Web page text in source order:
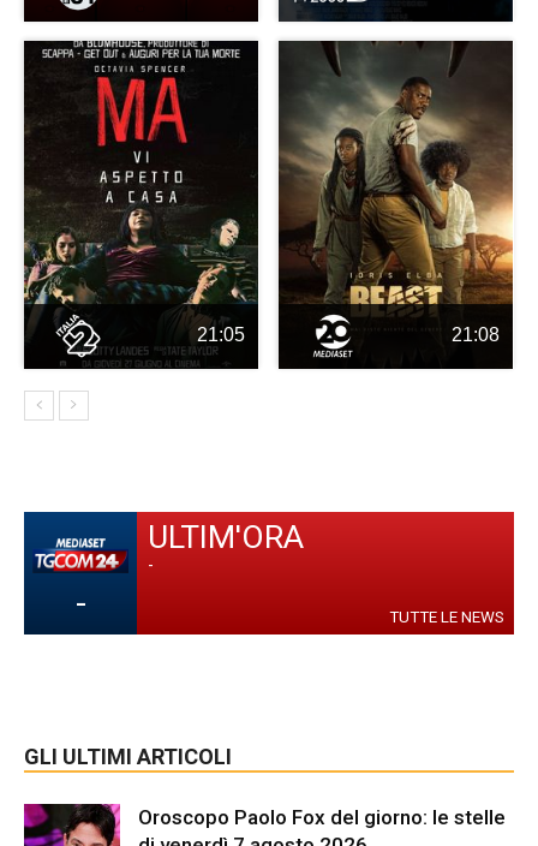
21:05 21:08
-
ULTIM'ORA
-
TUTTE LE NEWS
GLI ULTIMI ARTICOLI
Oroscopo Paolo Fox del giorno: le stelle